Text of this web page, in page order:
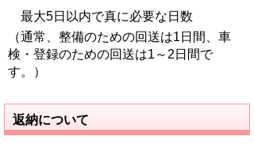
最大5日以内で真に必要な日数
（通常、整備のための回送は1日間、車
検・登録のための回送は1～2日間で
す。）
返納について